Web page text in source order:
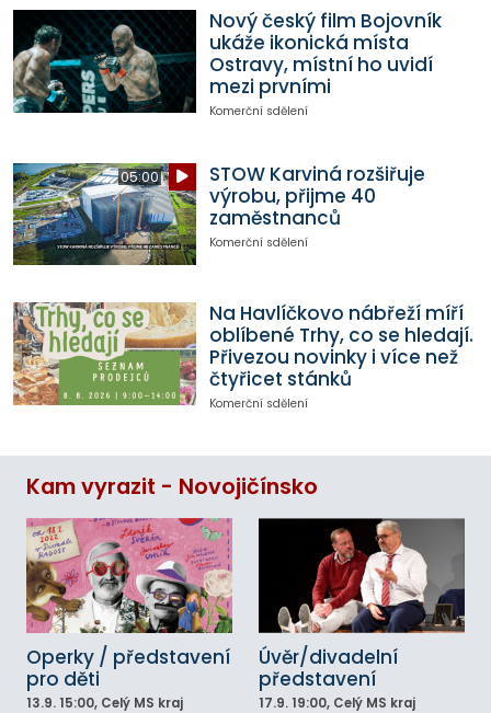
Nový český film Bojovník
ukáže ikonická místa
Ostravy, místní ho uvidí
mezi prvními
Komerční sdělení
05:00
STOW Karviná rozšiřuje
výrobu, přijme 40
zaměstnanců
Komerční sdělení
Na Havlíčkovo nábřeží míří
oblíbené Trhy, co se hledají.
Přivezou novinky i více než
čtyřicet stánků
Komerční sdělení
Kam vyrazit - Novojičínsko
Operky / představení
pro děti
13.9. 15:00, Celý MS kraj
Úvěr/divadelní
představení
17.9. 19:00, Celý MS kraj